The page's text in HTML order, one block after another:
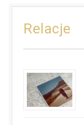
Relacje